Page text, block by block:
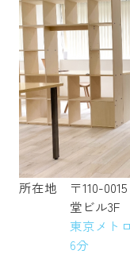
所在地
〒110-
堂ビル3F
東京メト
6分